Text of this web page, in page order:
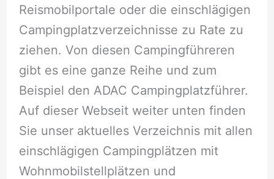
Reismobilportale oder die einschlägigen
Campingplatzverzeichnisse zu Rate zu
ziehen. Von diesen Campingführeren
gibt es eine ganze Reihe und zum
Beispiel den ADAC Campingplatzführer.
Auf dieser Webseit weiter unten finden
Sie unser aktuelles Verzeichnis mit allen
einschlägigen Campingplätzen mit
Wohnmobilstellplätzen und